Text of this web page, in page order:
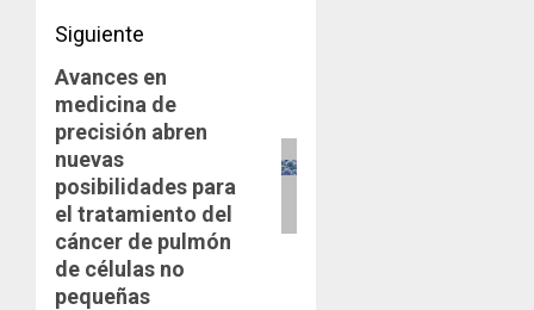
Siguiente
Siguiente
entrada:
Avances en
medicina de
precisión abren
nuevas
posibilidades para
el tratamiento del
cáncer de pulmón
de células no
pequeñas